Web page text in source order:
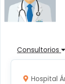
Consultorios
Hospital